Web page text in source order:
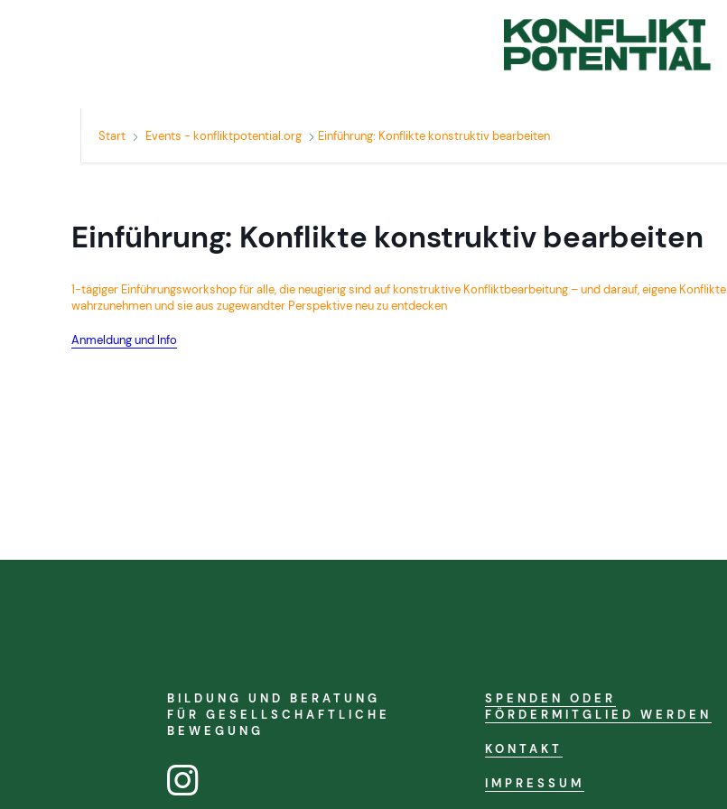
Start Events - konfliktpotential.org Einführung: Konflikte konstruktiv bearbeiten
Einführung: Konflikte konstruktiv bearbeiten
1-tägiger Einführungsworkshop für alle, die neugierig sind auf konstruktive Konfliktbearbeitung – und darauf, eigene Konflikte
wahrzunehmen und sie aus zugewandter Perspektive neu zu entdecken
Anmeldung und Info
BILDUNG UND BERATUNG
FÜR GESELLSCHAFTLICHE
BEWEGUNG
SPENDEN ODER
FÖRDERMITGLIED WERDEN
KONTAKT
IMPRESSUM